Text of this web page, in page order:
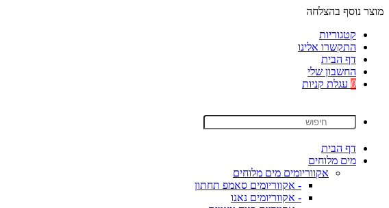
מוצר נוסף בהצלחה
קטגוריות
התקשרו אלינו
דף הבית
החשבון שלי
0 עגלת קניות
דף הבית
מים מלוחים
אקווריומים מים מלוחים
- אקווריומים סאמפ תחתון
- אקווריומים נאנו